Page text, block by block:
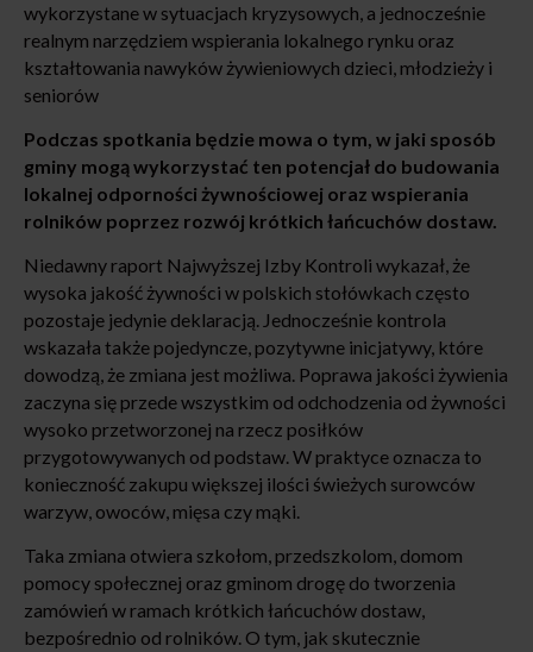
wykorzystane w sytuacjach kryzysowych, a jednocześnie
realnym narzędziem wspierania lokalnego rynku oraz
kształtowania nawyków żywieniowych dzieci, młodzieży i
seniorów
Podczas spotkania będzie mowa o tym, w jaki sposób
gminy mogą wykorzystać ten potencjał do budowania
lokalnej odporności żywnościowej oraz wspierania
rolników poprzez rozwój krótkich łańcuchów dostaw.
Niedawny raport Najwyższej Izby Kontroli wykazał, że
wysoka jakość żywności w polskich stołówkach często
pozostaje jedynie deklaracją. Jednocześnie kontrola
wskazała także pojedyncze, pozytywne inicjatywy, które
dowodzą, że zmiana jest możliwa. Poprawa jakości żywienia
zaczyna się przede wszystkim od odchodzenia od żywności
wysoko przetworzonej na rzecz posiłków
przygotowywanych od podstaw. W praktyce oznacza to
konieczność zakupu większej ilości świeżych surowców
warzyw, owoców, mięsa czy mąki.
Taka zmiana otwiera szkołom, przedszkolom, domom
pomocy społecznej oraz gminom drogę do tworzenia
zamówień w ramach krótkich łańcuchów dostaw,
bezpośrednio od rolników. O tym, jak skutecznie